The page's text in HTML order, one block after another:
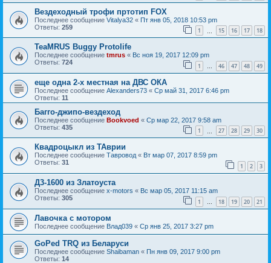
Вездеходный трофи пртотип FOX
Последнее сообщение Vitalya32 « Пт янв 05, 2018 10:53 pm
Ответы: 259 1 15 16 17 18
TeaMRUS Buggy Protolife
Последнее сообщение tmrus « Вс ноя 19, 2017 12:09 pm
Ответы: 724 1 … 46 47 48 49
еще одна 2-х местная на ДВС ОКА
Последнее сообщение Alexanders73 « Ср май 31, 2017 6:46 pm
Ответы: 11
Багго-джипо-вездеход
Последнее сообщение Bookvoed « Ср мар 22, 2017 9:58 am
Ответы: 435 1 27 28 29 30
Квадроцыкл из ТАврии
Последнее сообщение Тавровод« Вт мар 07, 2017 8:59 pm
Ответы: 31 1 2 3
Д3-1600 из Златоуста
Последнее сообщение x-motors « Вс мар 05, 2017 11:15 am
Ответы: 305 1 … 18 19 20 21
Лавочка с мотором
Последнее сообщение Влад039 « Ср янв 25, 2017 3:27 pm
GoPed TRQ из Беларуси
Последнее сообщение Shaibaman « Пн янв 09, 2017 9:00 pm
Ответы: 14